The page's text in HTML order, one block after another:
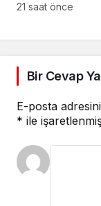
21 saat önce
Bir Cevap
E-posta
* ile